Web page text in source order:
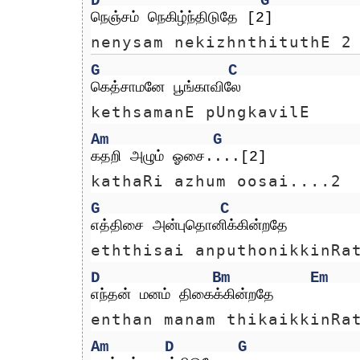
நெஞ்சம் நெகிழ்ந்திடுதே [2]
nenysam nekizhnthituthE 2
G
C
கெத்சாமனே பூங்காவிலே
kethsamanE pUngkavilE
Am
G
கதறி அழும் ஓசை....[2]
kathaRi azhum oosai....2
G
C
எத்திசை அன்புதொனிக்கின்றதே
eththisai
D
Bm Em
எந்தன் மனம் திகைக்கின்றதே
enthan manam
Am
D G